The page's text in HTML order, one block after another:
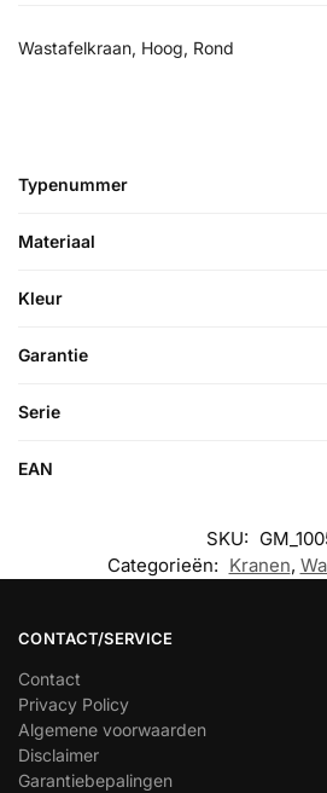
Wastafelkraan, Hoog, Rond
Typenummer
Materiaal
Kleur
Garantie
Serie
EAN
SKU:
Categorieën: Kranen,
CONTACT/SERVICE
Contact
Privacy Policy
Algemene voorwaarden
Disclaimer
Garantiebepalingen